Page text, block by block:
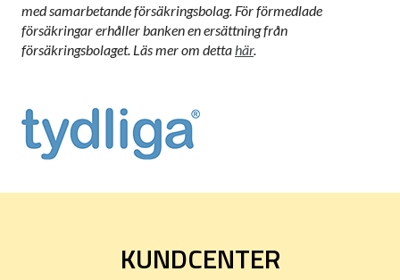
med samarbetande försäkringsbolag. För förmedlade
försäkringar erhåller banken en ersättning från
försäkringsbolaget. Läs mer om detta här.
KUNDCENTER